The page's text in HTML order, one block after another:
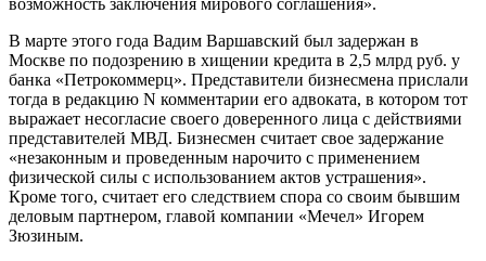
возможность заключения мирового соглашения».
В марте этого года Вадим Варшавский был задержан в
Москве по подозрению в хищении кредита в 2,5 млрд руб. у
банка «Петрокоммерц». Представители бизнесмена прислали
тогда в редакцию N комментарии его адвоката, в котором тот
выражает несогласие своего доверенного лица с действиями
представителей МВД. Бизнесмен считает свое задержание
«незаконным и проведенным нарочито с применением
физической силы с использованием актов устрашения».
Кроме того, считает его следствием спора со своим бывшим
деловым партнером, главой компании «Мечел» Игорем
Зюзиным.